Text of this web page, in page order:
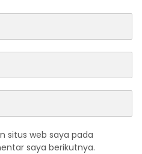
situs web saya pada
saya berikutnya.